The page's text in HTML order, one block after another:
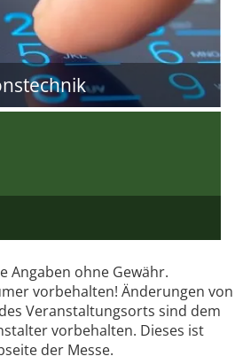
Angaben ohne Gewähr.
vorbehalten! Änderungen von
Veranstaltungsorts sind dem
vorbehalten. Dieses ist
der Messe.